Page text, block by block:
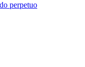
perpetuo